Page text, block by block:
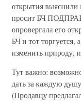
открытия выяснили
просит БЧ
опровергала его
БЧ и тот торгуется,
изменить природу,
Тут важно:
дать за каждую
(Продавцу